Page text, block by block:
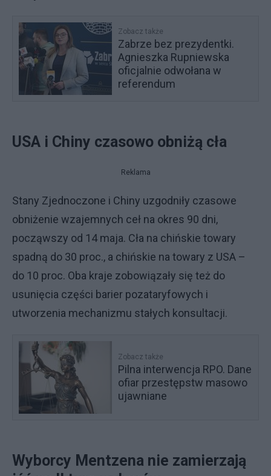
Zobacz także
Zabrze bez prezydentki.
Agnieszka Rupniewska
oficjalnie odwołana w
referendum
USA i Chiny czasowo obniżą cła
Reklama
Stany Zjednoczone i Chiny uzgodniły czasowe
obniżenie wzajemnych ceł na okres 90 dni,
począwszy od 14 maja. Cła na chińskie towary
spadną do 30 proc., a chińskie na towary z USA –
do 10 proc. Oba kraje zobowiązały się też do
usunięcia części barier pozataryfowych i
utworzenia mechanizmu stałych konsultacji.
Zobacz także
Pilna interwencja RPO. Dane
ofiar przestępstw masowo
ujawniane
Wyborcy Mentzena nie zamierzają